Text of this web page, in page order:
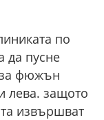
по
да пусне
за фюжън
лева. защото
извършват